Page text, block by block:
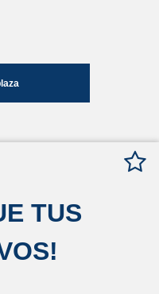
TUS
!